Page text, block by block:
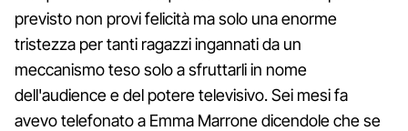
previsto non provi felicità ma solo una enorme
tristezza per tanti ragazzi ingannati da un
meccanismo teso solo a sfruttarli in nome
dell'audience e del potere televisivo. Sei mesi fa
avevo telefonato a Emma Marrone dicendole che se